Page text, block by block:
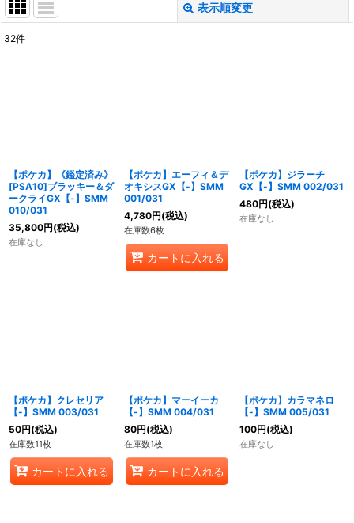
表示順変更
絞り込む
32件
【ポケカ】《鑑定済み》
[PSA10]ブラッキー＆ダ
ークライGX【-】SMM
010/031
35,800円(税込)
在庫なし
【ポケカ】エーフィ＆デ
オキシスGX【-】SMM
001/031
4,780円(税込)
在庫数6枚
カートに入れる
【ポケカ】ジラーチ
GX【-】SMM 002/031
480円(税込)
在庫なし
【ポケカ】クレセリア
【-】SMM 003/031
50円(税込)
在庫数11枚
カートに入れる
【ポケカ】マーイーカ
【-】SMM 004/031
80円(税込)
在庫数1枚
カートに入れる
【ポケカ】カラマネロ
【-】SMM 005/031
100円(税込)
在庫なし